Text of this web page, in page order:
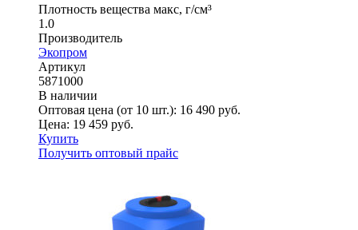
Плотность вещества макс, г/см³
1.0
Производитель
Экопром
Артикул
5871000
В наличии
Оптовая цена (от 10 шт.): 16 490 руб.
Цена: 19 459 руб.
Купить
Получить оптовый прайс